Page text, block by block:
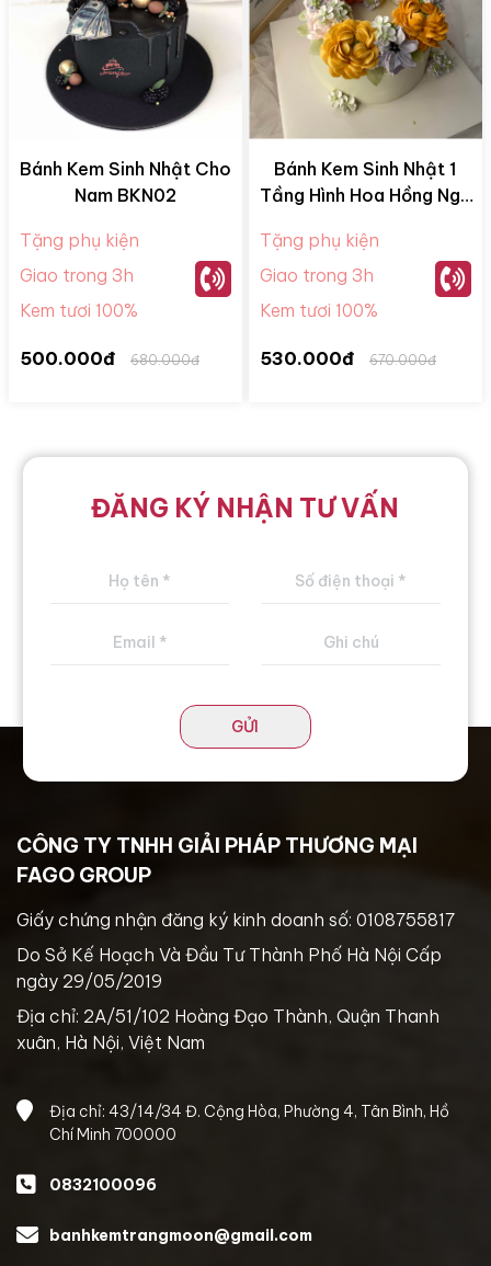
Bánh Kem Sinh Nhật Cho
Nam BKN02
Tặng phụ kiện
Giao trong 3h
Kem tươi 100%
500.000đ 680.000đ
Bánh Kem Sinh Nhật 1
Tầng Hình Hoa Hồng Ngũ
Tặng phụ kiện
Giao trong 3h
Kem tươi 100%
530.000đ 670.000đ
ĐĂNG KÝ NHẬN TƯ VẤN
GỬI
CÔNG TY TNHH GIẢI PHÁP THƯƠNG MẠI
FAGO GROUP
Giấy chứng nhận đăng ký kinh doanh số: 0108755817
Do Sở Kế Hoạch Và Đầu Tư Thành Phố Hà Nội Cấp
ngày 29/05/2019
Địa chỉ: 2A/51/102 Hoàng Đạo Thành, Quận Thanh
xuân, Hà Nội, Việt Nam
Địa chỉ: 43/14/34 Đ. Cộng Hòa, Phường 4, Tân Bình, Hồ
Chí Minh 700000
0832100096
banhkemtrangmoon@gmail.com